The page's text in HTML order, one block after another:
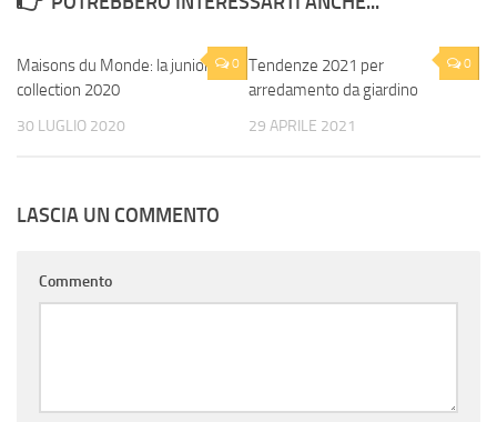
0
Maisons du Monde: la junior
collection 2020
30 LUGLIO 2020
0
Tendenze 2021 per
arredamento da giardino
29 APRILE 2021
LASCIA UN COMMENTO
Commento